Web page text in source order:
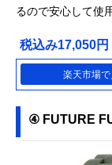
るので安心して使
税込み17,050円
楽天市場で
④ FUTURE